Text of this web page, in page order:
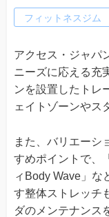
フィットネスジム
アクセス・ジャパ
ニーズに応える充
ンを設置したトレ
ェイトゾーンやス
また、バリエーシ
すめポイントで、
ィBody Wave」な
す整体ストレッチ
ダのメンテナンス